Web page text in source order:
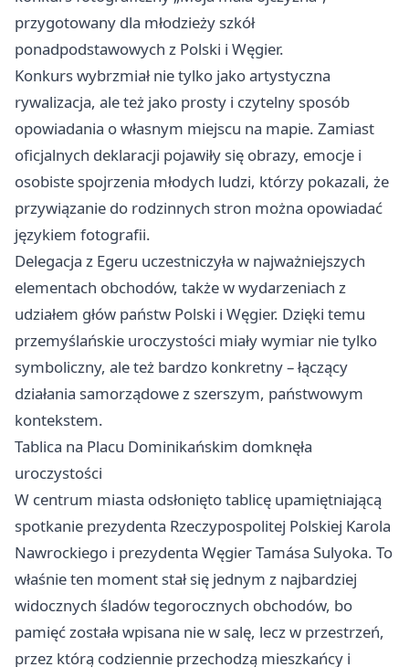
przygotowany dla młodzieży szkół
ponadpodstawowych z Polski i Węgier.
Konkurs wybrzmiał nie tylko jako artystyczna
rywalizacja, ale też jako prosty i czytelny sposób
opowiadania o własnym miejscu na mapie. Zamiast
oficjalnych deklaracji pojawiły się obrazy, emocje i
osobiste spojrzenia młodych ludzi, którzy pokazali, że
przywiązanie do rodzinnych stron można opowiadać
językiem fotografii.
Delegacja z Egeru uczestniczyła w najważniejszych
elementach obchodów, także w wydarzeniach z
udziałem głów państw Polski i Węgier. Dzięki temu
przemyślańskie uroczystości miały wymiar nie tylko
symboliczny, ale też bardzo konkretny – łączący
działania samorządowe z szerszym, państwowym
kontekstem.
Tablica na Placu Dominikańskim domknęła
uroczystości
W centrum miasta odsłonięto tablicę upamiętniającą
spotkanie prezydenta Rzeczypospolitej Polskiej Karola
Nawrockiego i prezydenta Węgier Tamása Sulyoka. To
właśnie ten moment stał się jednym z najbardziej
widocznych śladów tegorocznych obchodów, bo
pamięć została wpisana nie w salę, lecz w przestrzeń,
przez którą codziennie przechodzą mieszkańcy i